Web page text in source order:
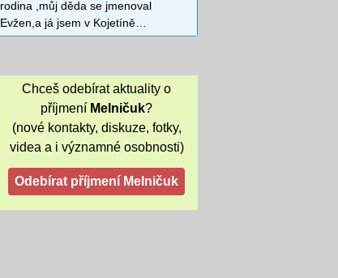
rodina ,můj děda se jmenoval
Evžen,a já jsem v Kojetíně…
Chceš odebírat aktuality o
příjmení Melničuk?
(nové kontakty, diskuze, fotky,
videa a i významné osobnosti)